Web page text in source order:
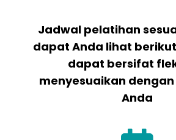
Jadwal pelatihan
dapat Anda lihat
dapat bersifat
menyesuaikan
Anda